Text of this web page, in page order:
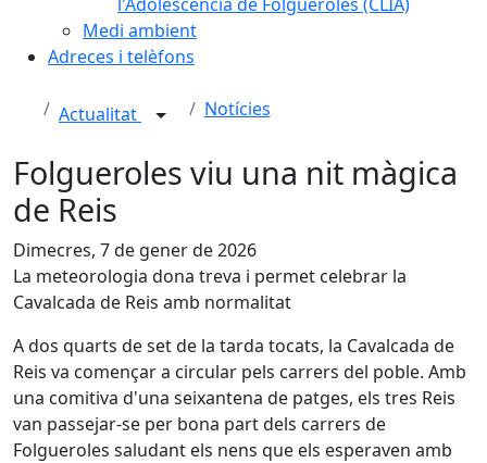
Medi ambient
Adreces i telèfons
Actualitat Notícies
Folgueroles viu una nit màgica
de Reis
Dimecres, 7 de gener de 2026
La meteorologia dona treva i permet celebrar la
Cavalcada de Reis amb normalitat
A dos quarts de set de la tarda tocats, la Cavalcada de
Reis va començar a circular pels carrers del poble. Amb
una comitiva d'una seixantena de patges, els tres Reis
van passejar-se per bona part dels carrers de
Folgueroles saludant els nens que els esperaven amb